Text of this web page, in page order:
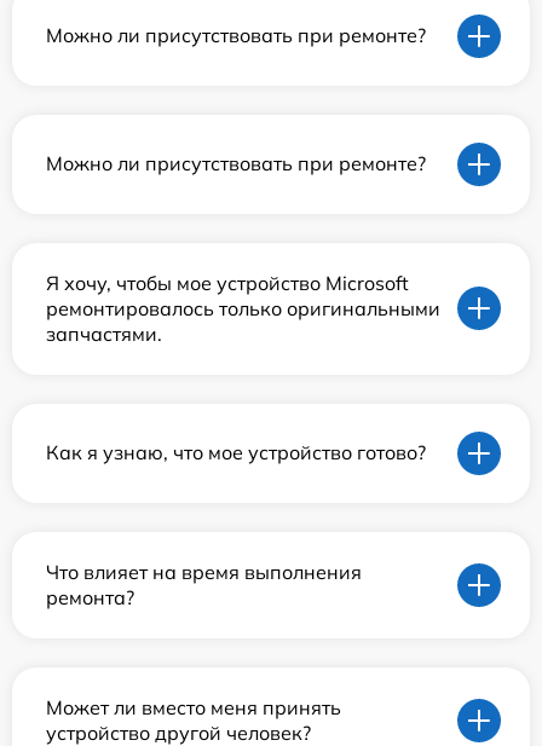
Можно ли присутствовать при ремонте?
Можно ли присутствовать при ремонте?
Я хочу, чтобы мое устройство Microsoft
ремонтировалось только оригинальными
запчастями.
Как я узнаю, что мое устройство готово?
Что влияет на время выполнения
ремонта?
Может ли вместо меня принять
устройство другой человек?